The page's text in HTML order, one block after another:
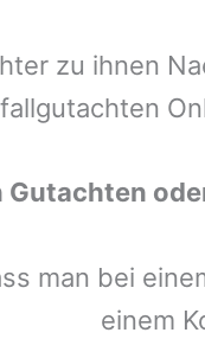
zu ihnen
Gutachten
man bei
einem